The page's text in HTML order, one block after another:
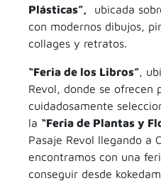
Plásticas”, ubicada
con modernos dibujos,
collages y retratos.
“Feria de los Libros”,
Revol, donde se ofrecen
cuidadosamente
la “Feria de Plantas y
Pasaje Revol llegando a
encontramos con una
conseguir desde